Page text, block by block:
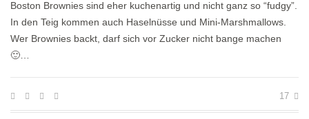
Boston Brownies sind eher kuchenartig und nicht ganz so “fudgy”.
In den Teig kommen auch Haselnüsse und Mini-Marshmallows.
Wer Brownies backt, darf sich vor Zucker nicht bange machen
🙂…
17